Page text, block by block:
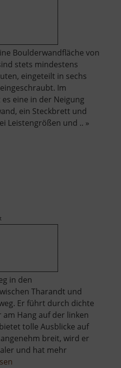
Boulderwandfläche von
stets mindestens
eingeteilt in sechs
Im
eine in der Neigung
ein Steckbrett und
Leistengrößen und .. »
in den
Tharandt und
Er führt durch dichte
Hang auf der linken
tolle Ausblicke auf
breit, wird er
und hat mehr